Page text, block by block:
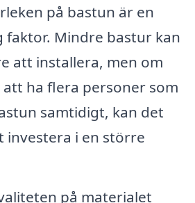
på bastun är en
faktor. Mindre bastur kan
att installera, men om
ha flera personer som
samtidigt, kan det
investera i en större
på materialet